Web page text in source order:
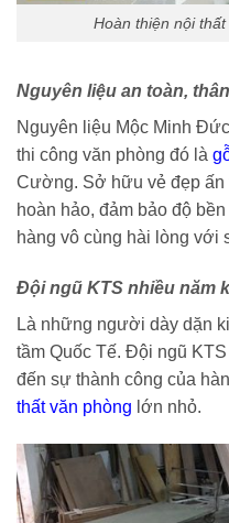
Hoàn thiện nội
Nguyên liệu an toàn,
Nguyên liệu Mộc Minh
thi công văn phòng đó là
Cường. Sở hữu vẻ đẹp
hoàn hảo, đảm bảo độ
hàng vô cùng hài lòng với
Đội ngũ KTS nhiều năm
Là những người dày dặn
tầm Quốc Tế. Đội ngũ
đến sự thành công của
thất văn phòng lớn nhỏ.